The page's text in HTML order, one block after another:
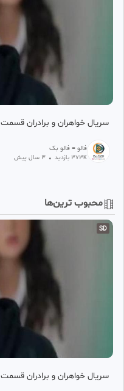
سریال خواهران و برادران قسمت 220 دوبله فارسی
فالو = فالو بک
373K بازدید • 3 سال پیش
محبوب ترین‌ها
SD
سریال خواهران و برادران قسمت 220 دوبله فارسی